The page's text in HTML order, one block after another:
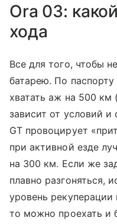
Ora 03:
хода
Все для того, чтобы
батарею. По
хватать аж на 500 км
зависит от условий
GT провоцирует
при активной езде
на 300 км. Если же
плавно разгоняться,
уровень
то можно проехать и